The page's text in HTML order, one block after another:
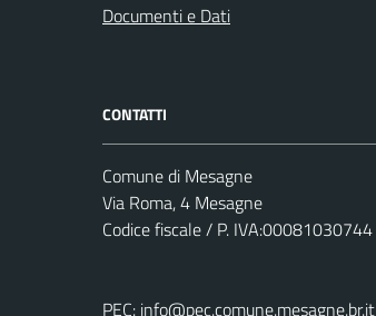
Documenti e Dati
CONTATTI
Comune di Mesagne
Via Roma, 4 Mesagne
Codice fiscale / P. IVA:00081030744
PEC: info@pec.comune.mesagne.br.it